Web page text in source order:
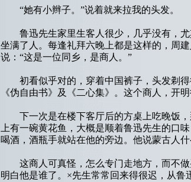
“她有小辫子。”说着就来拉我的头发。
鲁迅先生家里生客人很少，几乎没有，尤
坐满了人。每逢礼拜六晚上都是这样的，周
说：“这是一位同乡，是商人。”
初看似乎对的，穿着中国裤子，头发剃得
《伪自由书》及《二心集》。这个商人，开
下一次是在楼下客厅后的方桌上吃晚饭，
上有一碗黄花鱼，大概是顺着鲁迅先生的口
喝酒，酒瓶手就站在他的旁边。他说蒙古人
这商人可真怪，怎么专门走地方，而不做
明白他是谁了。×先生常常回来得很迟，从鲁